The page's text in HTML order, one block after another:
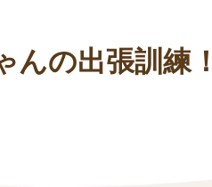
んの出張訓練！